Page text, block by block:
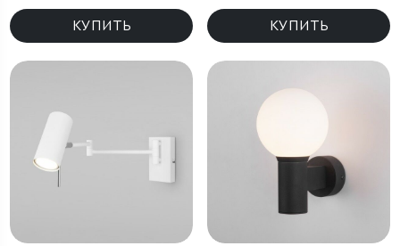
КУПИТЬ КУПИТЬ